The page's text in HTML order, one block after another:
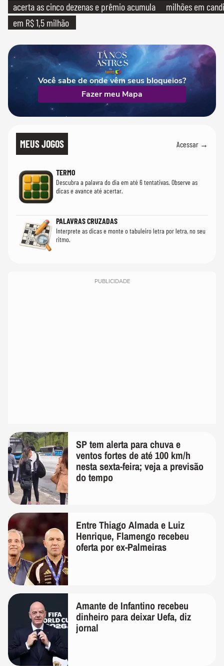
acerta as cinco dezenas e prêmio acumula
em R$ 1,5 milhão
milhões em
Você sabe de onde vêm seus bloqueios?
Fazer meu Mapa
MEUS JOGOS Acessar →
TERMO
Descubra a palavra do dia em até 6 tentativas. Observe as
dicas e avance até acertar.
PALAVRAS CRUZADAS
Interprete as dicas e monte o tabuleiro letra por letra, no seu
ritmo.
PUBLICIDADE
SP tem alerta para chuva e
ventos fortes de até 100 km/h
nesta sexta-feira; veja a previsão
do tempo
Entre Thiago Almada e Luiz
Henrique, Flamengo recebeu
oferta por ex-Palmeiras
Amante de Infantino recebeu
dinheiro para deixar Uefa, diz
jornal